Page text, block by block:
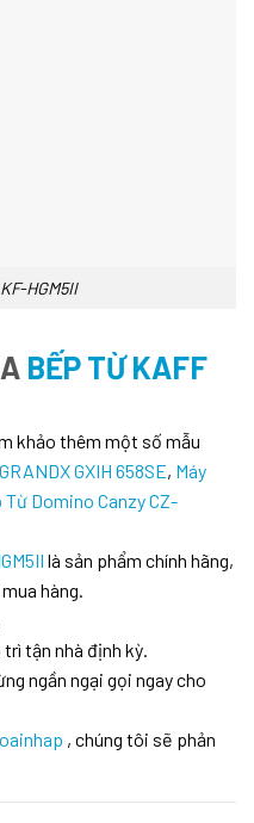
HGM5II
BẾP TỪ KAFF
khảo thêm một số mẫu
GXIH 658SE, Máy
Từ Domino Canzy CZ-
là sản phẩm chính hãng,
hàng.
tận nhà định kỳ.
ngần ngại gọi ngay cho
, chúng tôi sẽ phản